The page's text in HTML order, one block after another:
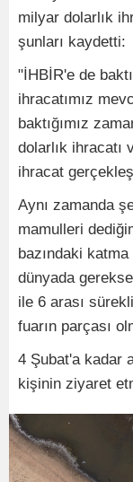
milyar dolarlık
şunları kaydetti:
"İHBİR'e de
ihracatımız
baktığımız
dolarlık ihracatı
ihracat
Aynı zamanda
mamulleri
bazındaki
dünyada
ile 6 arası
fuarın parçası
4 Şubat'a kadar
kişinin ziyaret